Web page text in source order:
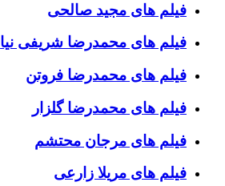
فیلم های مجید صالحی
فیلم های محمدرضا شریفی نیا
فیلم های محمدرضا فروتن
فیلم های محمدرضا گلزار
فیلم های مرجان محتشم
فیلم های مریلا زارعی